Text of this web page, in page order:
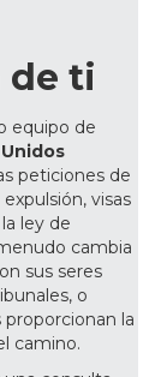
de ti
equipo de
peticiones de
visas
ley de
cambia
sus seres
o
proporcionan la
camino.